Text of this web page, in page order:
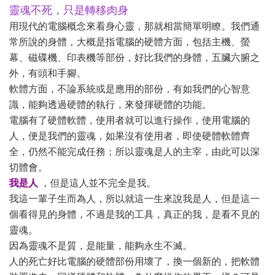
靈魂不死，只是轉移肉身
用現代的電腦概念來看身心靈，那就相當簡單明瞭。我們通
常所說的身體，大概是指電腦的硬體方面，包括主機、螢
幕、磁碟機、印表機等部份，好比我們的身體，五臟六腑之
外，有頭和手腳。
軟體方面，不論系統或是應用的部份，有如我們的心智意
識，能夠透過硬體的執行，來發揮硬體的功能。
電腦有了硬體軟體，使用者就可以進行操作，使用電腦的
人，便是我們的靈魂，如果沒有使用者，即使硬體軟體齊
全，仍然不能完成任務；所以靈魂是人的主宰，由此可以深
切體會。
我是人
，但是這人並不完全是我。
我這一輩子生而為人，所以就這一生來說我是人，但是這一
個看得見的身體，不過是我的工具，真正的我，是看不見的
靈魂。
因為靈魂不是質，是能量，能夠永生不滅。
人的死亡好比電腦的硬體部份用壞了，換一個新的，把軟體